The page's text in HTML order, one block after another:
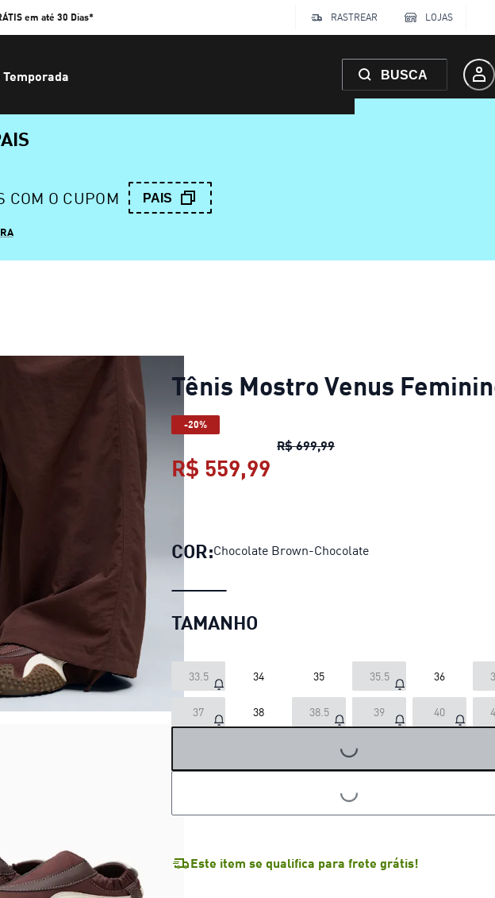
em até 30 Dias* RASTREAR LOJAS
BUSCA
COM O CUPOM PAIS
Tênis Mostro Venus
-20%
R$ 699,99Tênis Mostro Venus
R$ 559,99
COR:Chocolate Brown-Chocolate
TAMANHO
33.5 34 35 35.5 36
37 38 38.5 39 40
LOADING...
LOADING...
Este item se qualifica para frete grátis!